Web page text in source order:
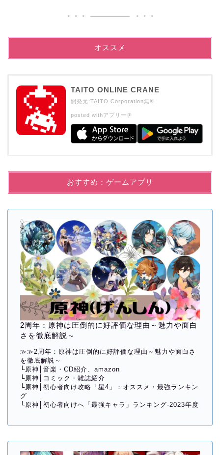
オススメ
TAITO ONLINE CRANE
開発元:TAITO Corporation無料
posted withアプリーチ
おすすめ：ゲームアプリ
2周年：原神は圧倒的に好評価な理由～魅力や面白
さを徹底解説～
≫≫2周年：原神は圧倒的に好評価な理由～魅力や面白さ
を徹底解説～
└原神│音楽・CD紹介、amazon
└原神│コミック・雑誌紹介
└原神│初心者向け攻略「星4」：オススメ・最強ランキン
グ
└原神│初心者向けへ「最強キャラ」ランキング-2023年度